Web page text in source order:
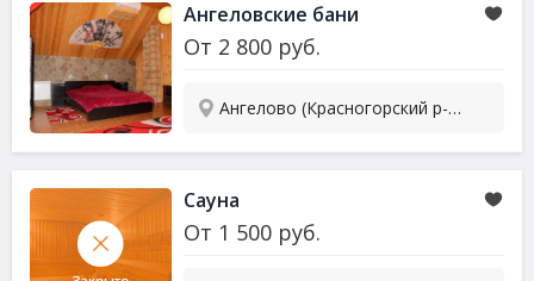
Ангеловские бани
От 2 800 руб.
Ангелово (Красногорский р-н), Школьная, 63Б
Сауна
От 1 500 руб.